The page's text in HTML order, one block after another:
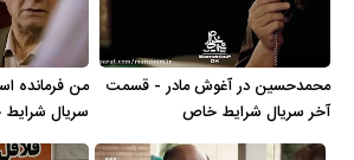
محمود بصیری با 4 مرتبه بیشترین همکاری را با مریم سعادت داشته‌اند.
یکی از ویژگی‌های حرفه‌ای بیوگرافی مریم
محمدحسین در آغوش مادر - قسمت
آخر سریال شرایط خاص
من فرمانده
سریال